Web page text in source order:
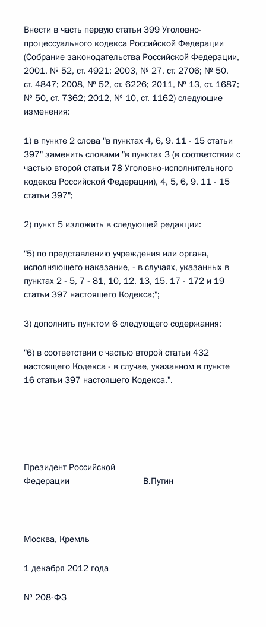
Внести в часть первую статьи 399 Уголовно-
процессуального кодекса Российской Федерации
(Собрание законодательства Российской Федерации,
2001, № 52, ст. 4921; 2003, № 27, ст. 2706; № 50,
ст. 4847; 2008, № 52, ст. 6226; 2011, № 13, ст. 1687;
№ 50, ст. 7362; 2012, № 10, ст. 1162) следующие
изменения:
1) в пункте 2 слова "в пунктах 4, 6, 9, 11 - 15 статьи
397" заменить словами "в пунктах 3 (в соответствии с
частью второй статьи 78 Уголовно-исполнительного
кодекса Российской Федерации), 4, 5, 6, 9, 11 - 15
статьи 397";
2) пункт 5 изложить в следующей редакции:
"5) по представлению учреждения или органа,
исполняющего наказание, - в случаях, указанных в
пунктах 2 - 5, 7 - 81, 10, 12, 13, 15, 17 - 172 и 19
статьи 397 настоящего Кодекса;";
3) дополнить пунктом 6 следующего содержания:
"6) в соответствии с частью второй статьи 432
настоящего Кодекса - в случае, указанном в пункте
16 статьи 397 настоящего Кодекса.".
Президент Российской
Федерации В.Путин
Москва, Кремль
1 декабря 2012 года
№ 208-ФЗ